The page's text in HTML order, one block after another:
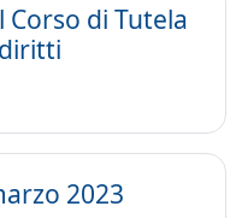
di Tutela
2023